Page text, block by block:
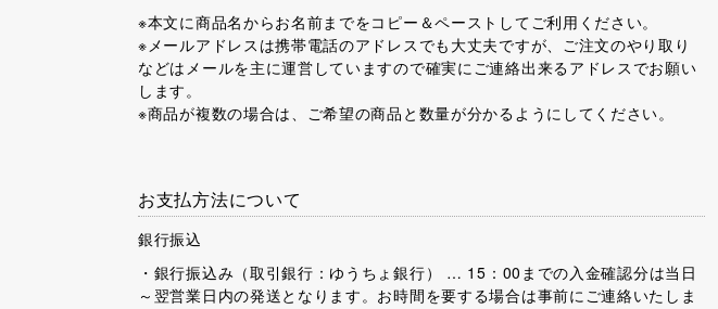
※本文に商品名からお名前までをコピー＆ペーストしてご利用ください。
※メールアドレスは携帯電話のアドレスでも大丈夫ですが、ご注文のやり取り
などはメールを主に運営していますので確実にご連絡出来るアドレスでお願い
します。
※商品が複数の場合は、ご希望の商品と数量が分かるようにしてください。
お支払方法について
銀行振込
・銀行振込み（取引銀行：ゆうちょ銀行） … 15：00までの入金確認分は当日
～翌営業日内の発送となります。お時間を要する場合は事前にご連絡いたしま